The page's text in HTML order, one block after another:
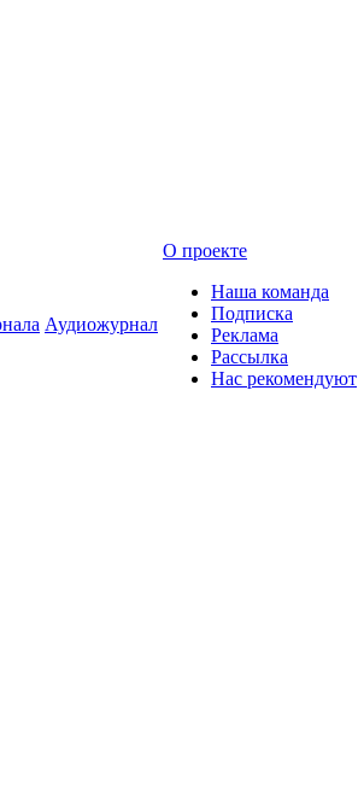
Аудиожурнал
О проекте
Наша команда
Подписка
Реклама
Рассылка
Нас рекомендуют